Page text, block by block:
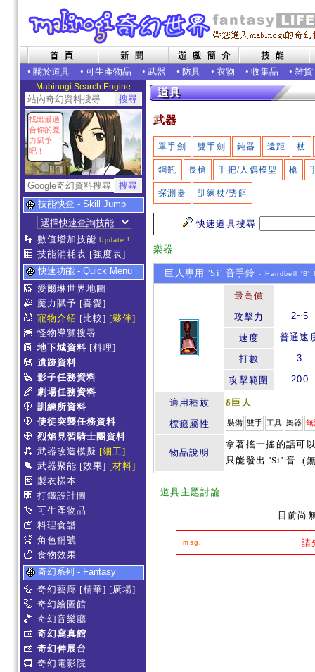
• 關於道具 • 可生產物品 • 武器 • 防具 • 衣物 • 收集品 • 雜貨
Mabinogi Search Engine
找出最適
合你的魔
力賦予
吧！
技能快查 - Skill Jump
數值增加技能 Update !
技能消耗表 [強度表]
快速功能 - Quick Menu
愛爾琳世界地圖
魔力賦予 [喜愛]
寵物介紹 [比較] [夥伴]
怪物導覽搜尋
地下城資料 [料理]
遺跡資料
影子任務資料
劇場任務資料
訓練所資料
使徒突襲任務資料
烈焰見習騎士團資料
武器改造模擬 [細工]
武器聚能 [效果] [材料]
製衣樣本
打鐵設計圖
可生產物品
料理食譜
角色稱號
食物效果
奇幻系列 - Fantasy
奇幻藝廊 [精華] [廣場]
奇幻繪圖館
奇幻音樂廳
奇幻寫真館
奇幻伸展台
奇幻電影院
武器
單手劍 雙手劍 鈍器 遠距 杖
鋼瓶 長槍 手把/人偶模型 槍
探測器 訓練杖/誘餌
快速道具搜尋
樂器
巨人專用 'Si' 音手鈴 - Handbell 'B'
最高價
攻擊力
2~5
速度 普通速
打數 3
攻擊範圍 200
適用種族
δ巨人
標籤屬性
裝備 雙手 工具 樂器 無
物品說明
拿著搖一搖的話可
只能發出 'Si' 音. (
道具主題討論
目前尚
msg. 請